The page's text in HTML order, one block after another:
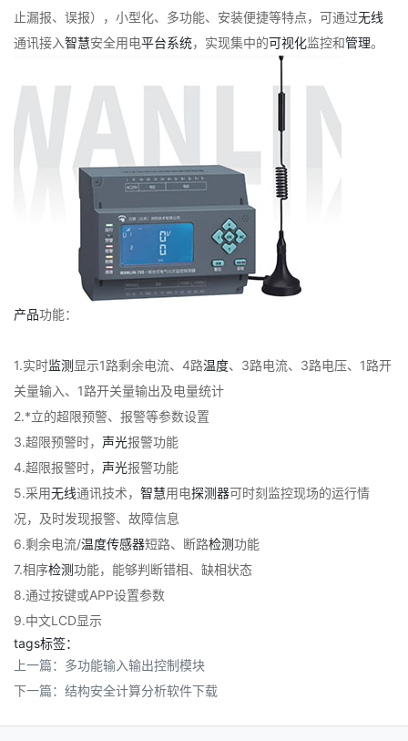
止漏报、误报），小型化、多功能、安装便捷等特点，可通过无线
通讯接入智慧安全用电平台系统，实现集中的可视化监控和管理。
产品功能：
1.实时监测显示1路剩余电流、4路温度、3路电流、3路电压、1路开
关量输入、1路开关量输出及电量统计
2.*立的超限预警、报警等参数设置
3.超限预警时， 声光报警功能
4.超限报警时， 声光报警功能
5.采用无线通讯技术， 智慧用电探测器可时刻监控现场的运行情
况，及时发现报警、故障信息
6.剩余电流/温度传感器短路、断路检测功能
7.相序检测功能，能够判断错相、缺相状态
8.通过按键或APP设置参数
9.中文LCD显示
tags标签：
上一篇： 多功能输入输出控制模块
下一篇： 结构安全计算分析软件下载